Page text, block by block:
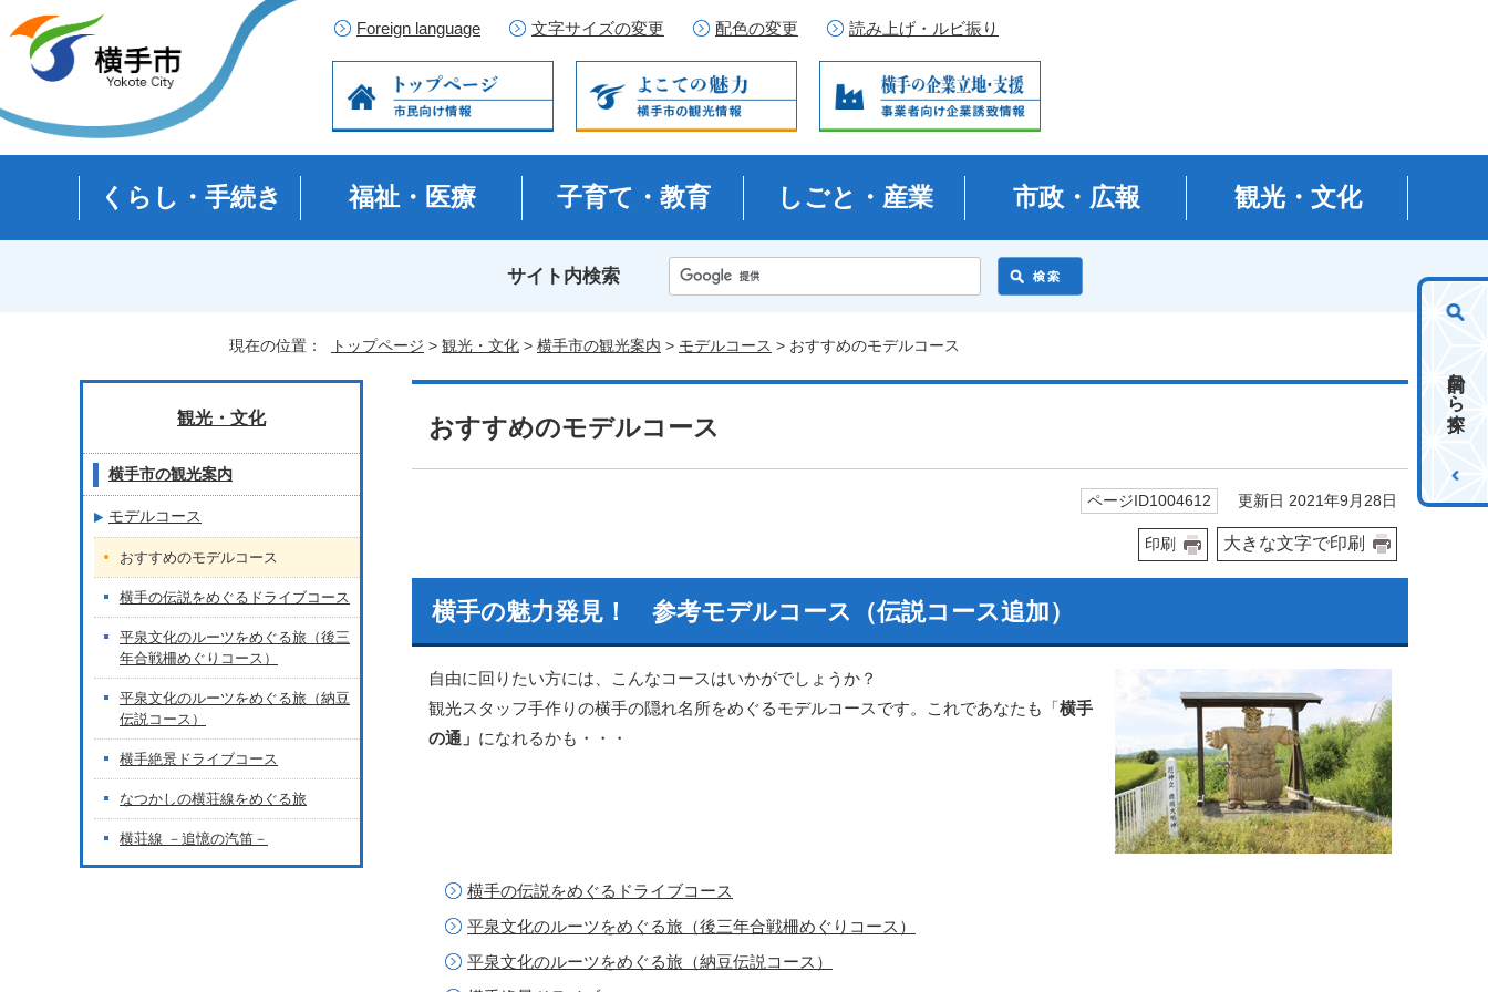
Foreign language 文字サイズの変更 配色の変更 読み上げ・ルビ振り
くらし・手続き 福祉・医療 子育て・教育 しごと・産業 市政・広報 観光・文化
サイト内検索
目的から探す
現在の位置： トップページ > 観光・文化 > 横手市の観光案内 > モデルコース > おすすめのモデルコース
おすすめのモデルコース
ページID1004612 更新日 2021年9月28日
印刷 大きな文字で印刷
横手の魅力発見！ 参考モデルコース（伝説コース追加）
自由に回りたい方には、こんなコースはいかがでしょうか？
観光スタッフ手作りの横手の隠れ名所をめぐるモデルコースです。これであなたも「横手
の通」 になれるかも・・・
横手の伝説をめぐるドライブコース
平泉文化のルーツをめぐる旅（後三年合戦柵めぐりコース）
平泉文化のルーツをめぐる旅（納豆伝説コース）
観光・文化
横手市の観光案内
モデルコース
おすすめのモデルコース
横手の伝説をめぐるドライブコース
平泉文化のルーツをめぐる旅（後三
年合戦柵めぐりコース）
平泉文化のルーツをめぐる旅（納豆
伝説コース）
横手絶景ドライブコース
なつかしの横荘線をめぐる旅
横荘線 －追憶の汽笛－